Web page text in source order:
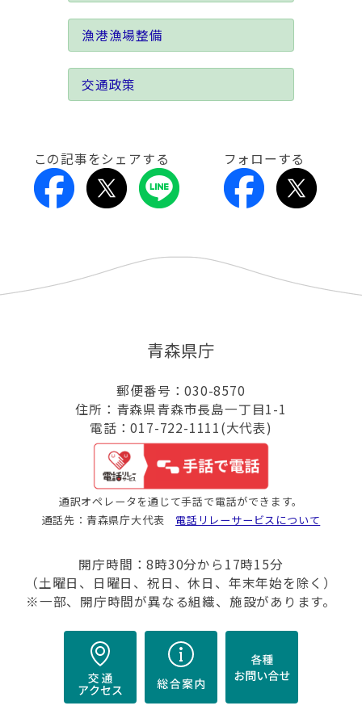
漁港漁場整備
交通政策
この記事をシェアする フォローする
青森県庁
郵便番号：030-8570
住所：青森県青森市長島一丁目1-1
電話：017-722-1111(大代表)
通訳オペレータを通じて手話で電話ができます。
通話先：青森県庁大代表 電話リレーサービスについて
開庁時間：8時30分から17時15分
（土曜日、日曜日、祝日、休日、年末年始を除く）
※一部、開庁時間が異なる組織、施設があります。